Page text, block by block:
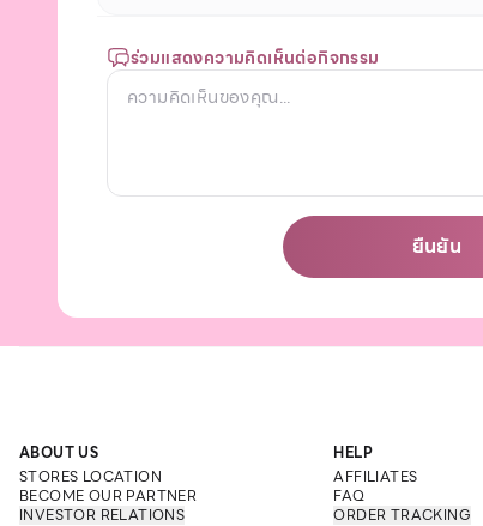
ร่วมแสดงความคิดเห็นต่อกิจกรรม
ยืนยัน
ABOUT US
STORES LOCATION
BECOME OUR PARTNER
INVESTOR RELATIONS
HELP
AFFILIATES
FAQ
ORDER TRACKING